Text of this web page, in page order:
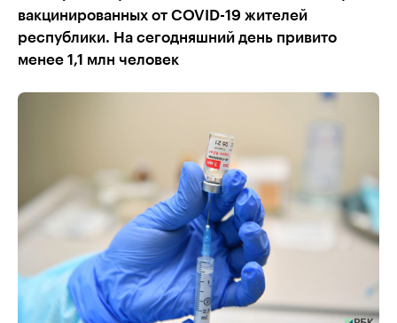
вакцинированных от COVID-19 жителей
республики. На сегодняшний день привито
менее 1,1 млн человек